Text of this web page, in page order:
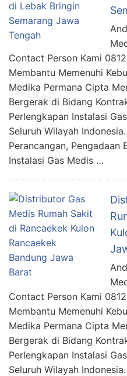
Contact Person Kami
Membantu Memenuhi
Medika Permana Cipta
Bergerak di Bidang
Perlengkapan Instalasi
Seluruh Wilayah
Perancangan, Pengadaan
Instalasi Gas Medis …
Contact Person Kami
Membantu Memenuhi
Medika Permana Cipta
Bergerak di Bidang
Perlengkapan Instalasi
Seluruh Wilayah